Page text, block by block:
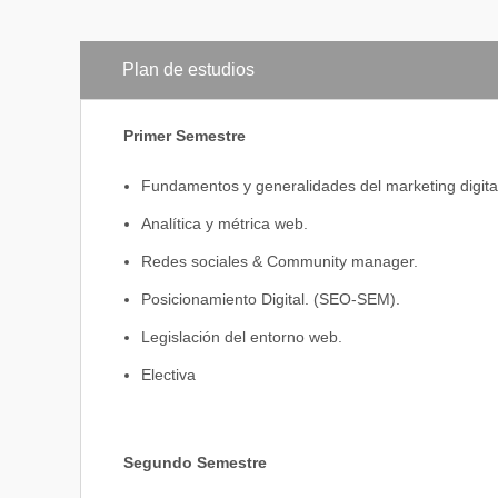
Plan de estudios
Primer Semestre
Fundamentos y generalidades del marketing
Analítica y métrica web.
Redes sociales & Community manager.
Posicionamiento Digital. (SEO-SEM).
Legislación del entorno web.
Electiva
Segundo Semestre